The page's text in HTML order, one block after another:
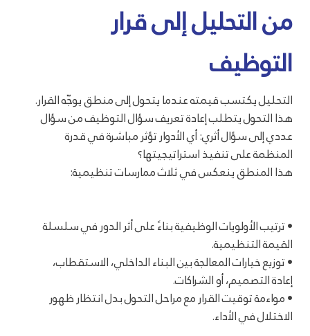
من التحليل إلى قرار
التوظيف
التحليل يكتسب قيمته عندما يتحول إلى منطق يوجّه القرار.
هذا التحول يتطلب إعادة تعريف سؤال التوظيف من سؤال
عددي إلى سؤال أثري: أي الأدوار تؤثر مباشرة في قدرة
المنظمة على تنفيذ استراتيجيتها؟
هذا المنطق ينعكس في ثلاث ممارسات تنظيمية:
• ترتيب الأولويات الوظيفية بناءً على أثر الدور في سلسلة
القيمة التنظيمية.
• توزيع خيارات المعالجة بين البناء الداخلي، الاستقطاب،
إعادة التصميم، أو الشراكات.
• مواءمة توقيت القرار مع مراحل التحول بدل انتظار ظهور
الاختلال في الأداء.